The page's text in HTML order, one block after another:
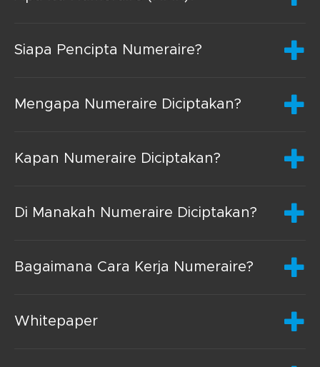
Siapa Pencipta Numeraire?
Mengapa Numeraire Diciptakan?
Kapan Numeraire Diciptakan?
Di Manakah Numeraire Diciptakan?
Bagaimana Cara Kerja Numeraire?
Whitepaper